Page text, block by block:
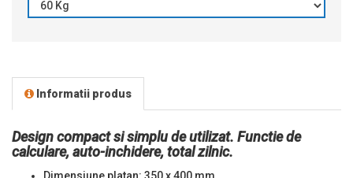
Informatii produs
Design compact si simplu de utilizat. Functie de
calculare, auto-inchidere, total zilnic.